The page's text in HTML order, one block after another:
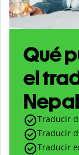
Qué
el
Traducir
Traducir
Traducir